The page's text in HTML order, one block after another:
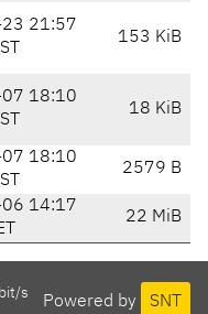
21:57
153 KiB
18:10
18 KiB
18:10
2579 B
14:17
22 MiB
Powered by SNT
s